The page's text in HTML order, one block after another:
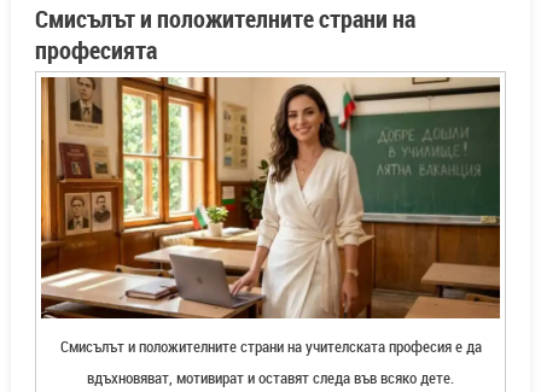
Смисълът и положителните страни на
професията
Смисълът и положителните страни на учителската професия е да
вдъхновяват, мотивират и оставят следа във всяко дете.